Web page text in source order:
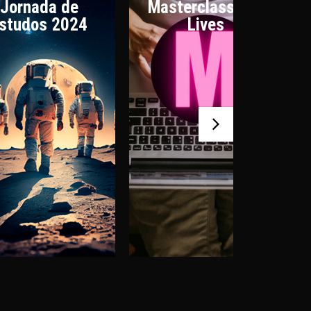
Jornada de
2024
Masterclasses e
Lives